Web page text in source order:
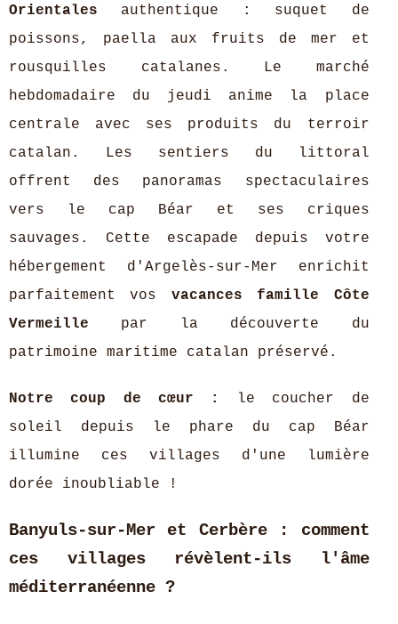
Orientales authentique : suquet de
poissons, paella aux fruits de mer et
rousquilles catalanes. Le marché
hebdomadaire du jeudi anime la place
centrale avec ses produits du terroir
catalan. Les sentiers du littoral
offrent des panoramas spectaculaires
vers le cap Béar et ses criques
sauvages. Cette escapade depuis votre
hébergement d'Argelès-sur-Mer enrichit
parfaitement vos vacances famille Côte
Vermeille par la découverte du
patrimoine maritime catalan préservé.
Notre coup de cœur :
le coucher de
soleil depuis le phare du cap Béar
illumine ces villages d'une lumière
dorée inoubliable !
Banyuls-sur-Mer et Cerbère : comment
ces villages révèlent-ils l'âme
méditerranéenne ?